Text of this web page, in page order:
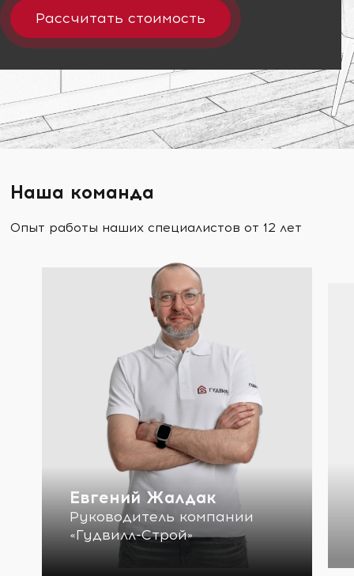
Рассчитать стоимость
Наша команда
Опыт работы наших специалистов от 12 лет
Евгений Жалдак
Руководитель компании
«Гудвилл-Строй»